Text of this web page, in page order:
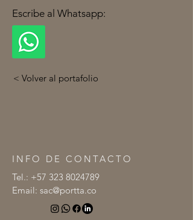
Escribe al Whatsapp:
< Volver al portafolio
INFO DE CONTACTO
Tel.: +57 323 8024789
Email: sac@portta.co